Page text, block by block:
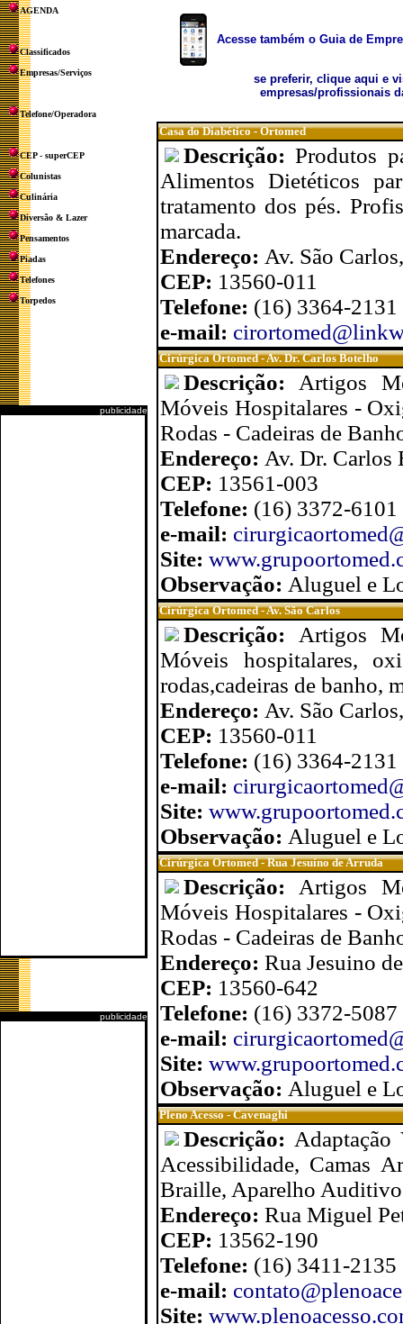
AGENDA
Classificados
Empresas/Serviços
Telefone/Operadora
CEP - superCEP
Colunistas
Culinária
Diversão & Lazer
Pensamentos
Piadas
Telefones
Torpedos
publicidade
publicidade
Acesse também o Guia de
se preferir, clique aqui e
empresas/profissionais
Casa do Diabético - Ortomed
Descrição:Produtos
Alimentos Dietéticos
tratamento dos pés.
marcada.
Endereço: Av. São
CEP: 13560-011
Telefone: (16) 3364-2131
e-mail:
Cirúrgica Ortomed - Av. Dr. Carlos Botelho
Descrição: Artigos
Móveis Hospitalares -
Rodas - Cadeiras de
Endereço: Av. Dr. Carlos
CEP: 13561-003
Telefone: (16) 3372-6101
e-mail:
Site:
Observação: Aluguel e
Cirúrgica Ortomed - Av. São Carlos
Descrição: Artigos
Móveis hospitalares,
rodas,cadeiras de banho,
Endereço: Av. São
CEP: 13560-011
Telefone: (16) 3364-2131
e-mail:
Site:
Observação: Aluguel e
Cirúrgica Ortomed - Rua Jesuíno de Arruda
Descrição: Artigos
Móveis Hospitalares -
Rodas - Cadeiras de
Endereço: Rua Jesuino
CEP: 13560-642
Telefone: (16) 3372-5087
e-mail:
Site:
Observação: Aluguel e
Pleno Acesso - Cavenaghi
Descrição:
Acessibilidade, Camas
Braille, Aparelho
Endereço: Rua Miguel
CEP: 13562-190
Telefone: (16) 3411-2135
e-mail:
Site: